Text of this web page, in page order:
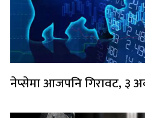
नेप्सेमा आजपनि गिरावट, ३